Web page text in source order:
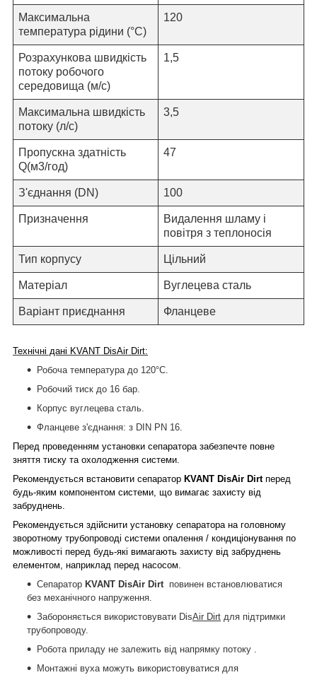
Максимальна
температура рідини (°C)
120
Розрахункова швидкість
потоку робочого
середовища (м/с)
1,5
Максимальна швидкість
потоку (л/c)
3,5
Пропускна здатність
Q(м3/год)
47
З'єднання (DN) 100
Призначення Видалення шламу і
повітряз теплоносія
Тип корпусу Цільний
Матеріал Вуглецева сталь
Варіант приєднання Фланцеве
Технічні дані KVANT DisAir Dirt:
Робоча температура до 120°С.
Робочий тиск до 16 бар.
Корпус вуглецева сталь.
Фланцеве з'єднання: з DIN PN 16.
Перед проведенням установки сепаратора забезпечте повне
зняття тиску та охолодження системи.
Рекомендується встановити сепаратор KVANT DisAir Dirtперед
будь-яким компонентом системи, що вимагає захисту від
забруднень.
Рекомендується здійснити установку сепаратора на головному
зворотному трубопроводі системи опалення / кондиціонування по
можливості перед будь-які вимагають захисту від забруднень
елементом, наприклад перед насосом.
Сепаратор KVANT DisAir Dirt повинен встановлюватися
без механічного напруження.
Забороняється використовувати DisAir Dirt для підтримки
трубопроводу.
Робота приладу не залежить від напрямку потоку .
Монтажні вуха можуть використовуватися для